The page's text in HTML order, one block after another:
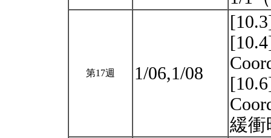
第17週 1/06,1/08
緩